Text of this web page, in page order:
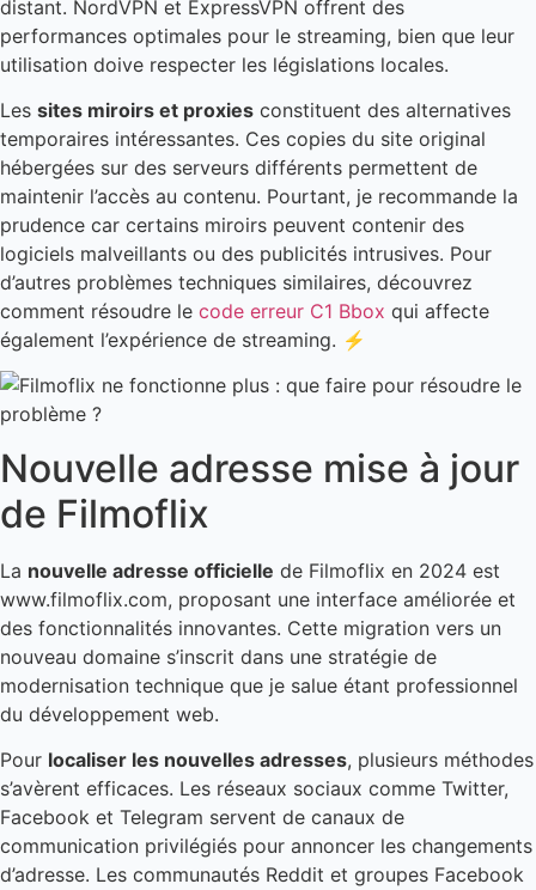
distant. NordVPN et ExpressVPN offrent des
performances optimales pour le streaming, bien que leur
utilisation doive respecter les législations locales.
Les sites miroirs et proxies constituent des alternatives
temporaires intéressantes. Ces copies du site original
hébergées sur des serveurs différents permettent de
maintenir l’accès au contenu. Pourtant, je recommande la
prudence car certains miroirs peuvent contenir des
logiciels malveillants ou des publicités intrusives. Pour
d’autres problèmes techniques similaires, découvrez
comment résoudre le code erreur C1 Bbox qui affecte
également l’expérience de streaming. ⚡
Nouvelle adresse mise à jour
de Filmoflix
La nouvelle adresse officielle de Filmoflix en 2024 est
www.filmoflix.com, proposant une interface améliorée et
des fonctionnalités innovantes. Cette migration vers un
nouveau domaine s’inscrit dans une stratégie de
modernisation technique que je salue étant professionnel
du développement web.
Pour localiser les nouvelles adresses, plusieurs méthodes
s’avèrent efficaces. Les réseaux sociaux comme Twitter,
Facebook et Telegram servent de canaux de
communication privilégiés pour annoncer les changements
d’adresse. Les communautés Reddit et groupes Facebook